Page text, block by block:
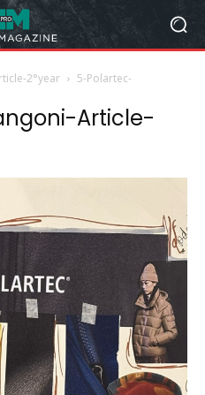
2°year
5-Polartec-
Article-